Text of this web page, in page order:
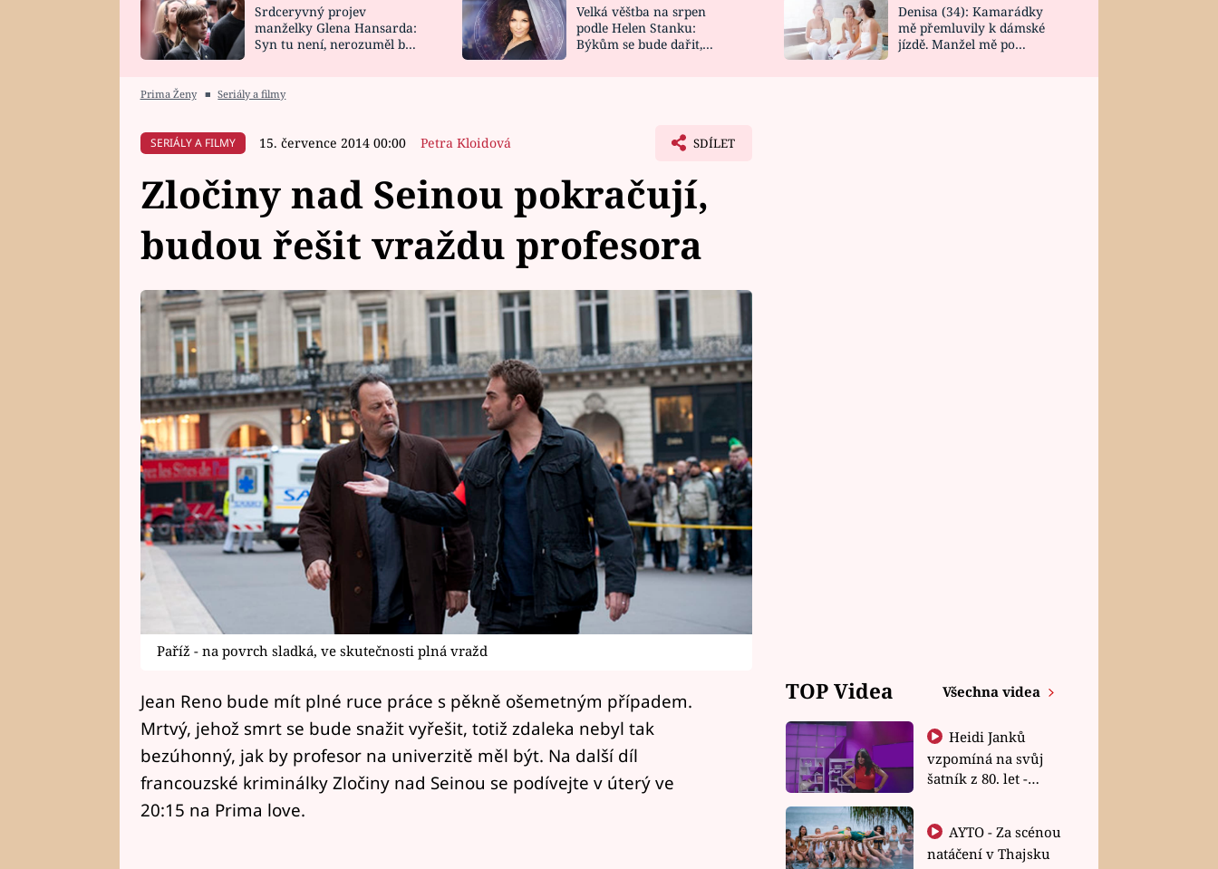
HOROSKOP NA
CELEBRITY
VAŘENÍ
NOVINKY
VIDEORECEPTY
DESIGN
Srdceryvný projev
manželky Glena Hansarda:
Syn tu není, nerozuměl by
Velká věštba na srpen
podle Helen Stanku:
Býkům se bude dařit,
Denisa (34): Kamarádky
mě přemluvily k dámské
jízdě. Manžel mě po
Prima Ženy ■ Seriály a filmy
SERIÁLY A FILMY 15. července 2014 00:00 Petra Kloidová SDÍLET
Zločiny nad Seinou pokračují,
budou řešit vraždu profesora
Paříž - na povrch sladká, ve skutečnosti plná vražd
Jean Reno bude mít plné ruce práce s pěkně ošemetným případem.
Mrtvý, jehož smrt se bude snažit vyřešit, totiž zdaleka nebyl tak
bezúhonný, jak by profesor na univerzitě měl být. Na další díl
francouzské kriminálky Zločiny nad Seinou se podívejte v úterý ve
20:15 na Prima love.
TOP Videa Všechna videa
Heidi Janků
vzpomíná na svůj
šatník z 80. let -
natáčení v Thajsku